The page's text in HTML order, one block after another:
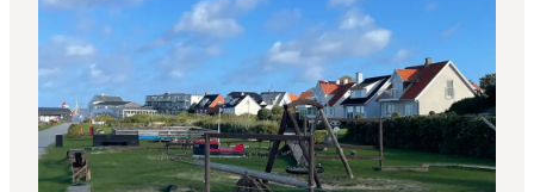
Resmål
Aktiviteter
Övernatta
Planera resan